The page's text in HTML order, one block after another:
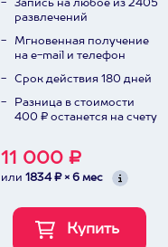
Запись на любое из 2405
развлечений
Мгновенная получение
на e-mail и телефон
Срок действия 180 дней
Разница в стоимости
400 ₽ останется на счету
11 000 ₽
или 1834 ₽ × 6 мес